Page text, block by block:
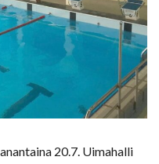
20.7. Uimahalli